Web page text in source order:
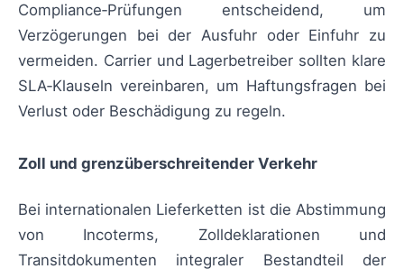
Compliance‑Prüfungen entscheidend, um
Verzögerungen bei der Ausfuhr oder Einfuhr zu
vermeiden. Carrier und Lagerbetreiber sollten klare
SLA‑Klauseln vereinbaren, um Haftungsfragen bei
Verlust oder Beschädigung zu regeln.
Zoll und grenzüberschreitender Verkehr
Bei internationalen Lieferketten ist die Abstimmung
von Incoterms, Zolldeklarationen und
Transitdokumenten integraler Bestandteil der